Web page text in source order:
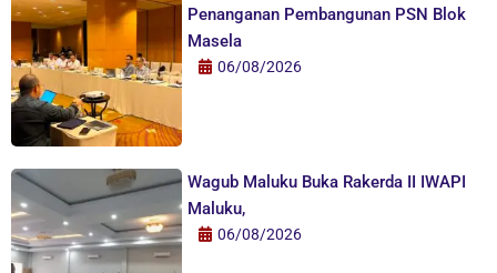
Penanganan Pembangunan PSN Blok
Masela
06/08/2026
Wagub Maluku Buka Rakerda II IWAPI
Maluku,
06/08/2026